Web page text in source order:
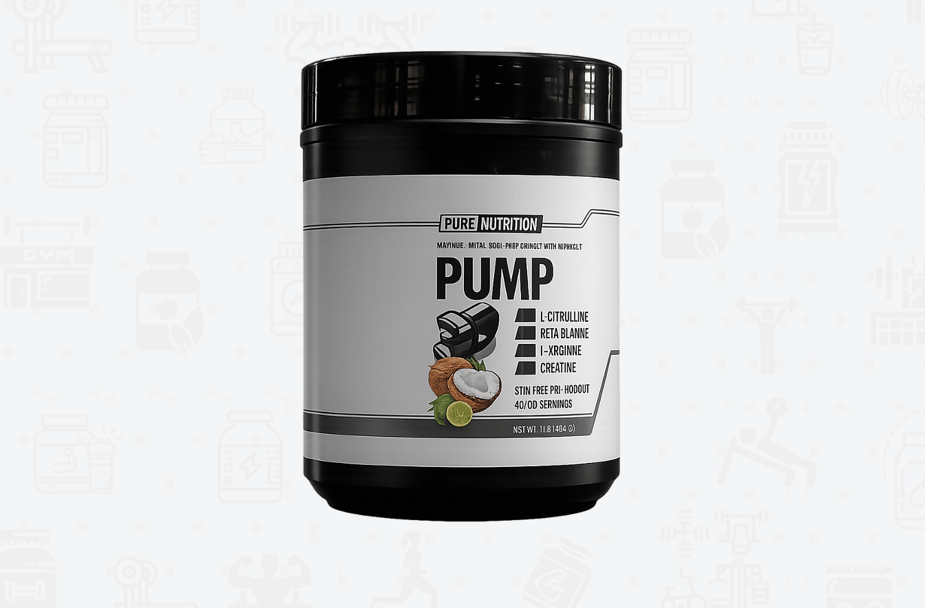
Stimerex-ES estimula la termogénesis, incrementando su metabolismo
mientras soporta energía limpia y sin fluctuaciones. La energía y la pérdida
de grasa son partes importantes del logro de sus metas, pero los antojos
de alimentos, el estrés y el estado de ánimo son problemas que las
personas experimentan fácilmente durante la dieta. Stimerex-ES contiene
ingredientes que apoyan su estado de ánimo y antojos para que pueda
perder peso sin experimentar una montaña rusa emocional en el proceso.